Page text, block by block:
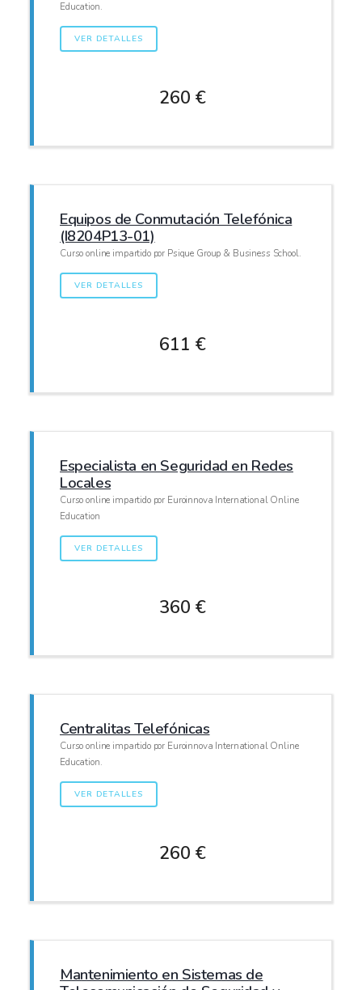
Education.
VER DETALLES
260 €
Equipos de Conmutación Telefónica
(I8204P13-01)
Curso online impartido por Psique Group & Business School.
VER DETALLES
611 €
Especialista en Seguridad en Redes
Locales
Curso online impartido por Euroinnova International Online
Education
VER DETALLES
360 €
Centralitas Telefónicas
Curso online impartido por Euroinnova International Online
Education.
VER DETALLES
260 €
Mantenimiento en Sistemas de